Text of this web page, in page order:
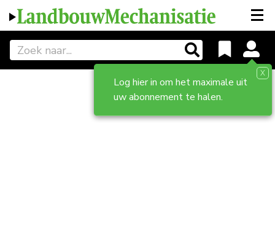
Log hier in om het maximale uit
uw abonnement te halen.
X